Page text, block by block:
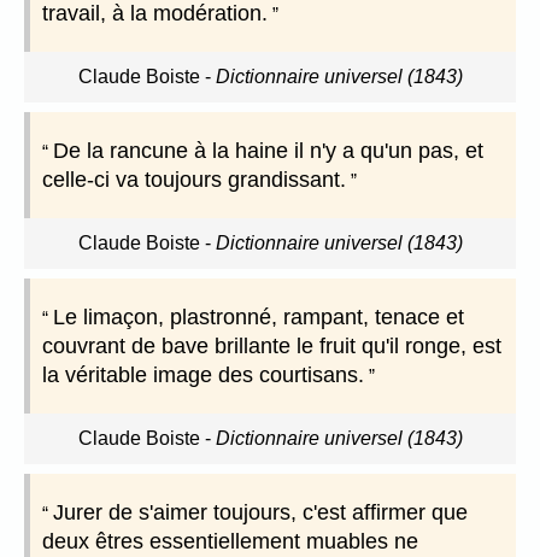
travail, à la modération.
Claude Boiste- Dictionnaire universel (1843)
De la rancune à la haine il n'y a qu'un pas, et
celle-ci va toujours grandissant.
Claude Boiste- Dictionnaire universel (1843)
Le limaçon, plastronné, rampant, tenace et
couvrant de bave brillante le fruit qu'il ronge, est
la véritable image des courtisans.
Claude Boiste- Dictionnaire universel (1843)
Jurer de s'aimer toujours, c'est affirmer que
deux êtres essentiellement muables ne